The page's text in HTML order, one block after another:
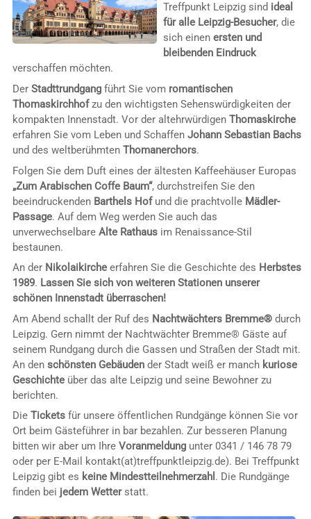
Treffpunkt Leipzig sind ideal
für alle Leipzig-Besucher, die
sich einen ersten und
bleibenden Eindruck
verschaffen möchten.
Der Stadttrundgangführt Sie vom romantischen
Thomaskirchhofzu den wichtigsten Sehenswürdigkeiten der
kompakten Innenstadt. Vor der altehrwürdigen Thomaskirche
erfahren Sie vom Leben und Schaffen Johann Sebastian Bachs
und des weltberühmten Thomanerchors.
Folgen Sie dem Duft eines der ältesten Kaffeehäuser Europas
„Zum Arabischen Coffe Baum“, durchstreifen Sie den
beeindruckenden Barthels Hofund die prachtvolle Mädler-
Passage. Auf dem Weg werden Sie auch das
unverwechselbare Alte Rathausim Renaissance-Stil
bestaunen.
An der Nikolaikircheerfahren Sie die Geschichte des Herbstes
1989. Lassen Sie sich von weiteren Stationen unserer
schönen Innenstadt überraschen!
Am Abend schallt der Ruf des Nachtwächters Bremme®durch
Leipzig. Gern nimmt der Nachtwächter Bremme® Gäste auf
seinem Rundgang durch die Gassen und Straßen der Stadt mit.
An den schönsten Gebäudender Stadt weiß er manch kuriose
Geschichteüber das alte Leipzig und seine Bewohner zu
berichten.
Die Ticketsfür unsere öffentlichen Rundgänge können Sie vor
Ort beim Gästeführer in bar bezahlen. Zur besseren Planung
bitten wir aber um Ihre Voranmeldungunter 0341 / 146 78 79
oder per E-Mail kontakt(at)treffpunktleipzig.de). Bei Treffpunkt
Leipzig gibt es keine Mindestteilnehmerzahl . Die Rundgänge
finden bei jedem Wetterstatt.